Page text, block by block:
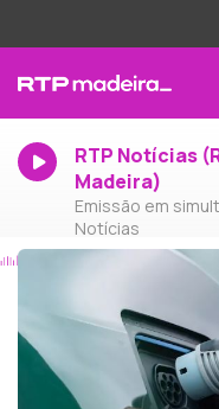
RTP Notícias
Madeira)
Emissão em
Notícias